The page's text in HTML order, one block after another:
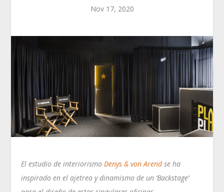
Nov 17, 2020
El estudio de interiorismo Denys & von Arendse ha
inspirado en el ajetreo y dinamismo de un ‘Backstage’